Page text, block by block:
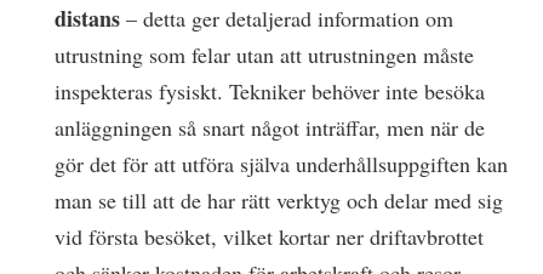
distans – detta ger detaljerad information om
utrustning som felar utan att utrustningen måste
inspekteras fysiskt. Tekniker behöver inte besöka
anläggningen så snart något inträffar, men när de
gör det för att utföra själva underhållsuppgiften kan
man se till att de har rätt verktyg och delar med sig
vid första besöket, vilket kortar ner driftavbrottet